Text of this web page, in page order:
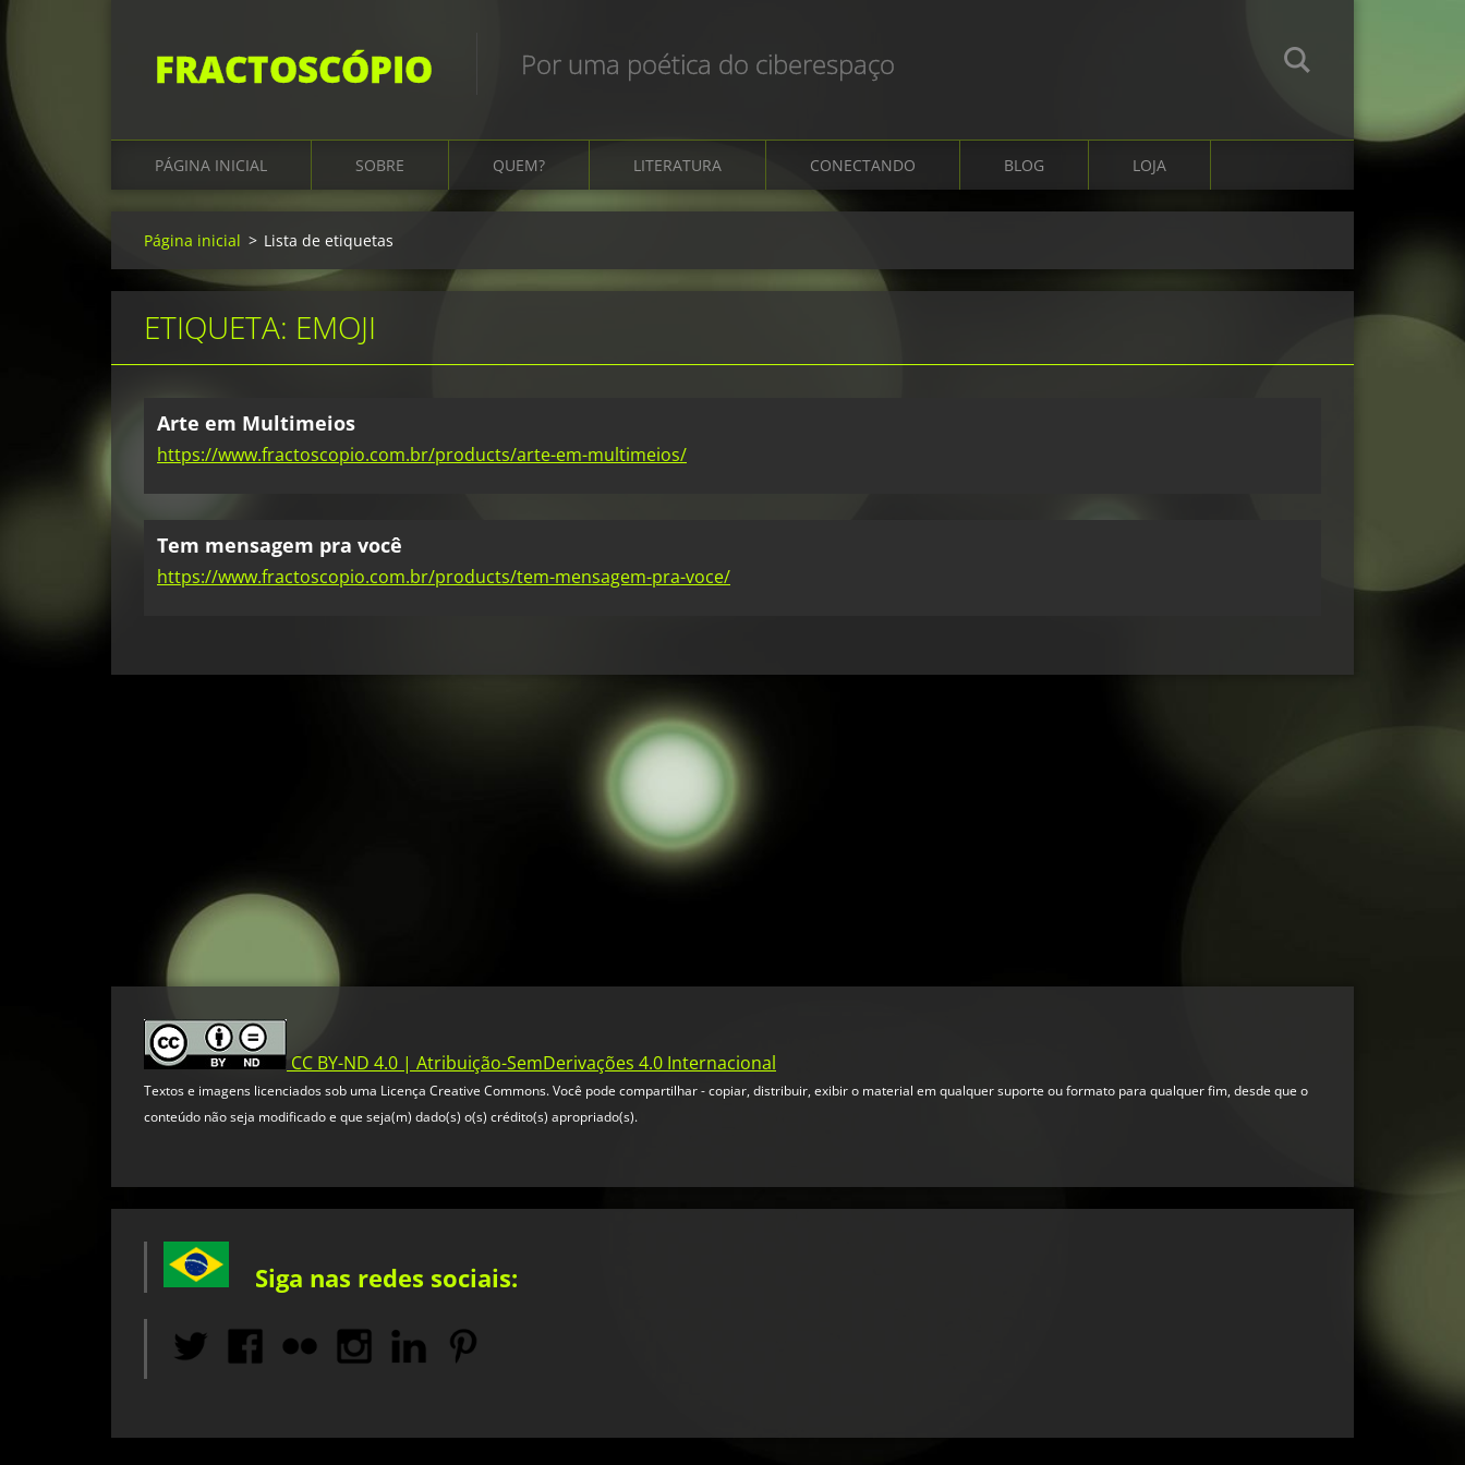
FRACTOSCÓPIO Por uma poética do ciberespaço
PÁGINA INICIAL SOBRE QUEM? LITERATURA CONECTANDO BLOG LOJA
Página inicial > Lista de etiquetas
ETIQUETA: EMOJI
Arte em Multimeios
https://www.fractoscopio.com.br/products/arte-em-multimeios/
Tem mensagem pra você
https://www.fractoscopio.com.br/products/tem-mensagem-pra-voce/
CC BY-ND 4.0 | Atribuição-SemDerivações 4.0 Internacional
Textos e imagens licenciados sob uma Licença Creative Commons. Você pode compartilhar - copiar, distribuir, exibir o material em qualquer suporte ou formato para qualquer fim, desde que o
conteúdo não seja modificado e que seja(m) dado(s) o(s) crédito(s) apropriado(s).
Siga nas redes sociais: